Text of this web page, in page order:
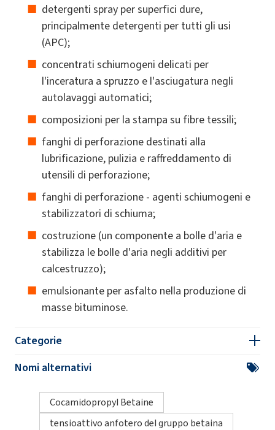
detergenti spray per superfici dure,
principalmente detergenti per tutti gli usi
(APC);
concentrati schiumogeni delicati per
l'inceratura a spruzzo e l'asciugatura negli
autolavaggi automatici;
composizioni per la stampa su fibre tessili;
fanghi di perforazione destinati alla
lubrificazione, pulizia e raffreddamento di
utensili di perforazione;
fanghi di perforazione - agenti schiumogeni e
stabilizzatori di schiuma;
costruzione (un componente a bolle d'aria e
stabilizza le bolle d'aria negli additivi per
calcestruzzo);
emulsionante per asfalto nella produzione di
masse bituminose.
Categorie
Nomi alternativi
Cocamidopropyl Betaine
tensioattivo anfotero del gruppo betaina